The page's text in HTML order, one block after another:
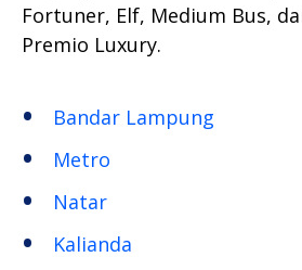
Fortuner, Elf, Medium Bus,
Premio Luxury.
Bandar Lampung
Metro
Natar
Kalianda